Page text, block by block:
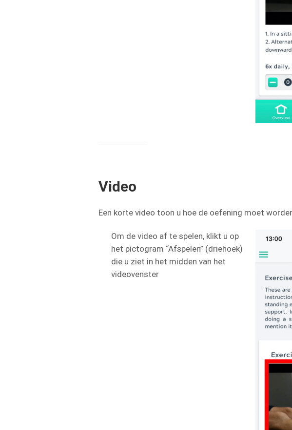
Video
Een korte video toon u hoe de oefening moet
Om de video af te spelen, klikt u op
het pictogram “Afspelen” (driehoek)
die u ziet in het midden van het
videovenster